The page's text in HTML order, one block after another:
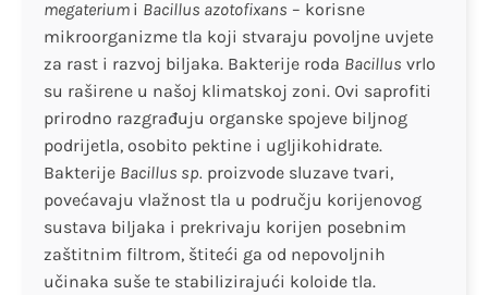
megaterium i Bacillus azotofixans – korisne
mikroorganizme tla koji stvaraju povoljne uvjete
za rast i razvoj biljaka. Bakterije roda Bacillus vrlo
su raširene u našoj klimatskoj zoni. Ovi saprofiti
prirodno razgrađuju organske spojeve biljnog
podrijetla, osobito pektine i ugljikohidrate.
Bakterije Bacillus sp. proizvode sluzave tvari,
povećavaju vlažnost tla u području korijenovog
sustava biljaka i prekrivaju korijen posebnim
zaštitnim filtrom, štiteći ga od nepovoljnih
učinaka suše te stabilizirajući koloide tla.